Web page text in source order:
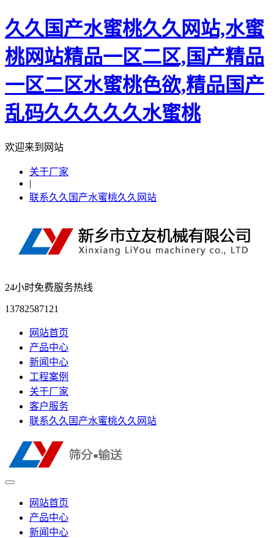
久久国产水蜜桃久久网站,水蜜
桃网站精品一区二区,国产精品
一区二区水蜜桃色欲,精品国产
乱码久久久久久水蜜桃
欢迎来到网站
关于厂家
|
联系久久国产水蜜桃久久网站
24小时免费服务热线
13782587121
网站首页
产品中心
新闻中心
工程案例
关于厂家
客户服务
联系久久国产水蜜桃久久网站
网站首页
产品中心
新闻中心